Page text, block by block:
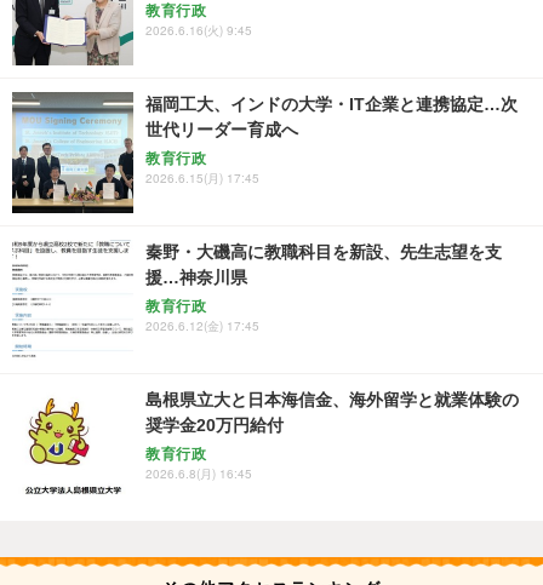
教育行政
2026.6.16(火) 9:45
福岡工大、インドの大学・IT企業と連携協定…次
世代リーダー育成へ
教育行政
2026.6.15(月) 17:45
秦野・大磯高に教職科目を新設、先生志望を支
援…神奈川県
教育行政
2026.6.12(金) 17:45
島根県立大と日本海信金、海外留学と就業体験の
奨学金20万円給付
教育行政
2026.6.8(月) 16:45